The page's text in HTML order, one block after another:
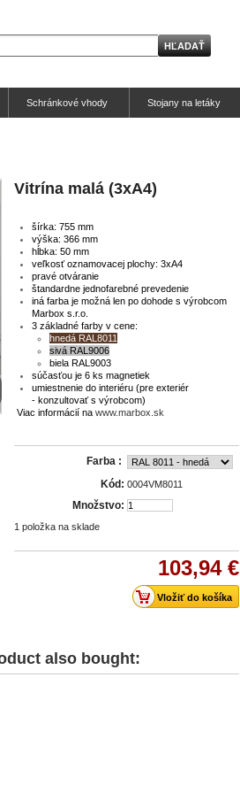
Schránkové vhody Stojany na letáky
Vitrína malá (3xA4)
šírka: 755 mm
výška: 366 mm
hĺbka: 50 mm
veľkosť oznamovacej plochy: 3xA4
pravé otváranie
štandardne jednofarebné prevedenie
iná farba je možná len po dohode s výrobcom
Marbox s.r.o.
3 základné farby v cene:
hnedá RAL8011
sivá RAL9006
biela RAL9003
súčasťou je 6 ks magnetiek
umiestnenie do interiéru (pre exteriér
- konzultovať s výrobcom)
Viac informácií na www.marbox .sk
Farba :
Kód: 0004VM8011
Množstvo:
1 položka na sklade
103,94 €
also bought: